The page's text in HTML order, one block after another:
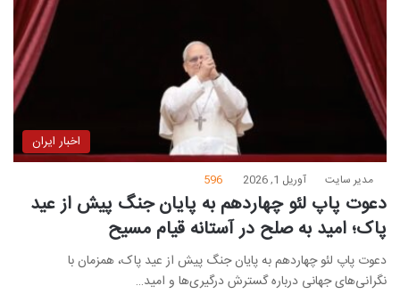
اخبار ایران
مدیر سایت آوریل 1, 2026 596
دعوت پاپ لئو چهاردهم به پایان جنگ پیش از عید
پاک؛ امید به صلح در آستانه قیام مسیح
دعوت پاپ لئو چهاردهم به پایان جنگ پیش از عید پاک، همزمان با
نگرانی‌های جهانی درباره گسترش درگیری‌ها و امید…